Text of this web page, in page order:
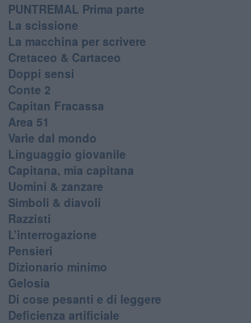
​PUNTREMAL Prima parte
La scissione
La macchina per scrivere
Cretaceo & Cartaceo
Doppi sensi
​Conte 2
​Capitan Fracassa
​Area 51
Varie dal mondo
​Linguaggio giovanile
​Capitana, mia capitana
Uomini & zanzare
​Simboli & diavoli
Razzisti
​L’interrogazione
Pensieri
​Dizionario minimo
Gelosia
Di cose pesanti e di leggere
​Deficienza artificiale